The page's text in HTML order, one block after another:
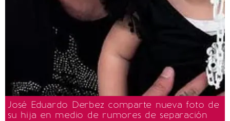
José Eduardo Derbez comparte nueva foto de
su hija en medio de rumores de separación